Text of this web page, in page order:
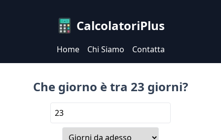
CalcolatoriPlus
Home Chi Siamo Contatta
Che giorno è tra 23 giorni?